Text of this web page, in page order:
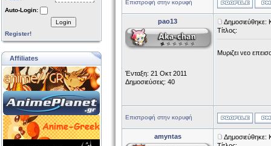
Auto-Login:
Login
Register!
Affiliates
Επιστροφή στην κορυφή
pao13
Ένταξη: 21 Οκτ 2011
Δημοσιεύσεις: 40
Δημοσιεύθηκε:
Τίτλος:
Μυριζει νεο
Επιστροφή στην κορυφή
amyntas
Δημοσιεύθηκε: